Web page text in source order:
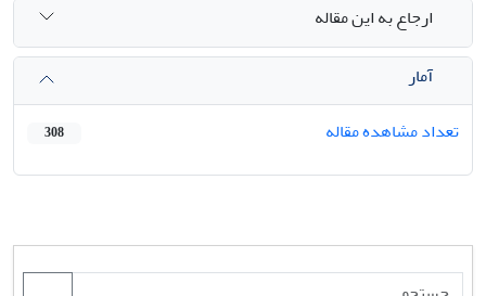
ارجاع به این مقاله
آمار
تعداد مشاهده مقاله
308